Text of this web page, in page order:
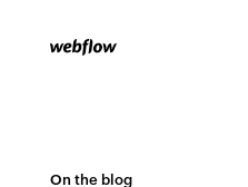
On the blog